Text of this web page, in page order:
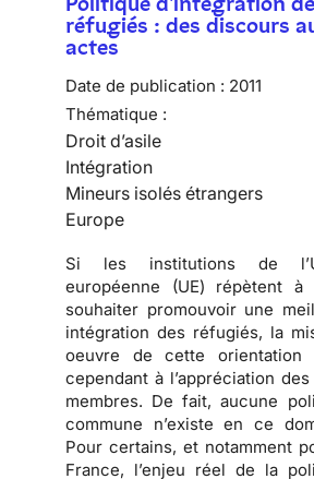
réfugiés : des discours
actes
Date de publication : 2011
Thématique :
Droit d’asile
Intégration
Mineurs isolés étrangers
Europe
Si les institutions de
européenne (UE) répètent à
souhaiter promouvoir une
intégration des réfugiés, la
oeuvre de cette orientation
cependant à l’appréciation des
membres. De fait,aucune
commune n’existe en ce
Pour certains, et notamment
France, l’enjeu réel de la